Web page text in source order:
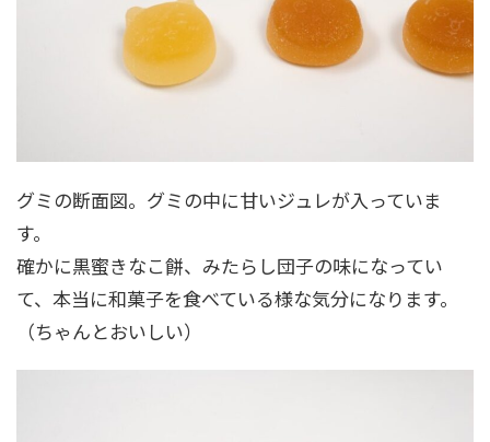
グミの断面図。グミの中に甘いジュレが入っていま
す。
確かに黒蜜きなこ餅、みたらし団子の味になってい
て、本当に和菓子を食べている様な気分になります。
（ちゃんとおいしい）